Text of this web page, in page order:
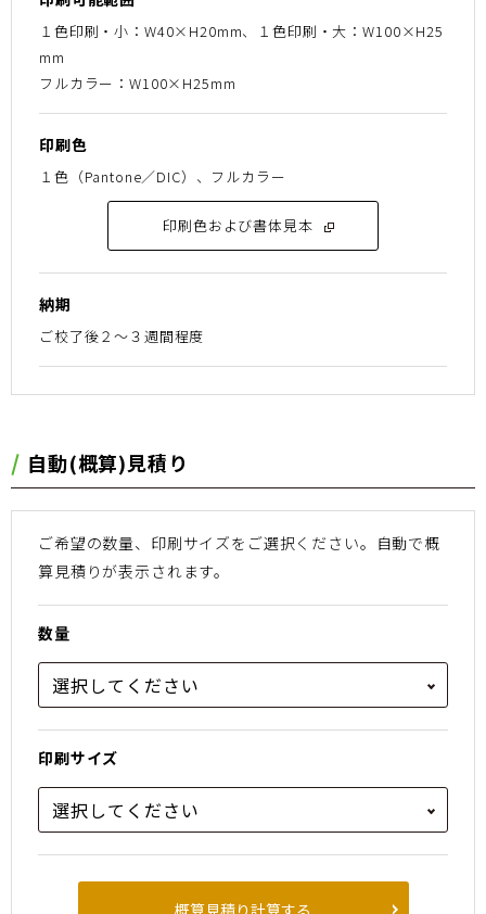
１色印刷・小：W40×H20mm、１色印刷・大：W100×H25
mm
フルカラー：W100×H25mm
印刷色
１色（Pantone／DIC）、フルカラー
印刷色および書体見本
納期
ご校了後２〜３週間程度
⾃動(概算)⾒積り
ご希望の数量、印刷サイズをご選択ください。 ⾃動で概
算⾒積りが表⽰されます。
数量
印刷サイズ
概算見積り計算する